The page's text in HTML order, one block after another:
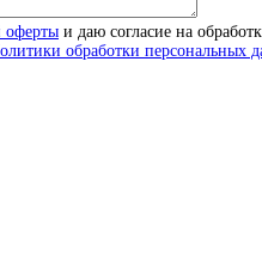
оферты и даю согласие на
обработки персональных